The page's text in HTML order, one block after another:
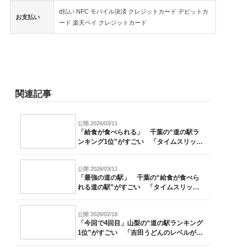
お支払い
d払い NFC モバイル決済 クレジットカード デビットカ
ード 楽天ペイ クレジットカード
関連記事
公開 2026/03/11
「給食が食べられる」 千葉の“道の駅ラ
ンキング1位”がすごい 「タイムスリップ
公開 2026/03/11
「最強の道の駅」 千葉の“給食が食べら
れる道の駅”がすごい 「タイムスリップ
公開 2026/02/18
「今回で4回目」山梨の“道の駅ランキング
1位”がすごい 「吉田うどんのレベルが